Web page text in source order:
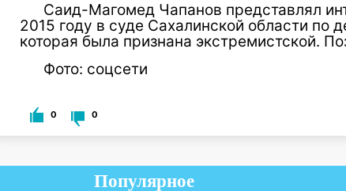
Саид-Магомед Чапанов представлял
2015 году в суде Сахалинской области по
которая была признана экстремистской.
Фото: соцсети
0 0
Популярное